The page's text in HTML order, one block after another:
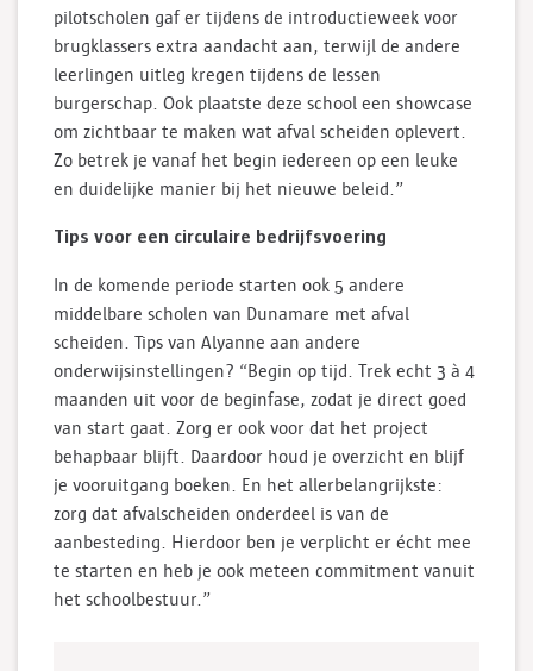
pilotscholen gaf er tijdens de introductieweek voor
brugklassers extra aandacht aan, terwijl de andere
leerlingen uitleg kregen tijdens de lessen
burgerschap. Ook plaatste deze school een showcase
om zichtbaar te maken wat afval scheiden oplevert.
Zo betrek je vanaf het begin iedereen op een leuke
en duidelijke manier bij het nieuwe beleid.”
Tips voor een circulaire bedrijfsvoering
In de komende periode starten ook 5 andere
middelbare scholen van Dunamare met afval
scheiden. Tips van Alyanne aan andere
onderwijsinstellingen? “Begin op tijd. Trek echt 3 à 4
maanden uit voor de beginfase, zodat je direct goed
van start gaat. Zorg er ook voor dat het project
behapbaar blijft. Daardoor houd je overzicht en blijf
je vooruitgang boeken. En het allerbelangrijkste:
zorg dat afvalscheiden onderdeel is van de
aanbesteding. Hierdoor ben je verplicht er écht mee
te starten en heb je ook meteen commitment vanuit
het schoolbestuur.”